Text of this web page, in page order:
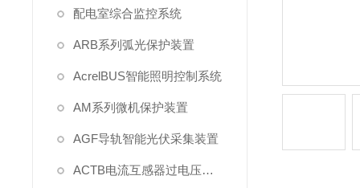
配电室综合监控系统
ARB系列弧光保护装置
AcrelBUS智能照明控制系统
AM系列微机保护装置
AGF导轨智能光伏采集装置
ACTB电流互感器过电压保护